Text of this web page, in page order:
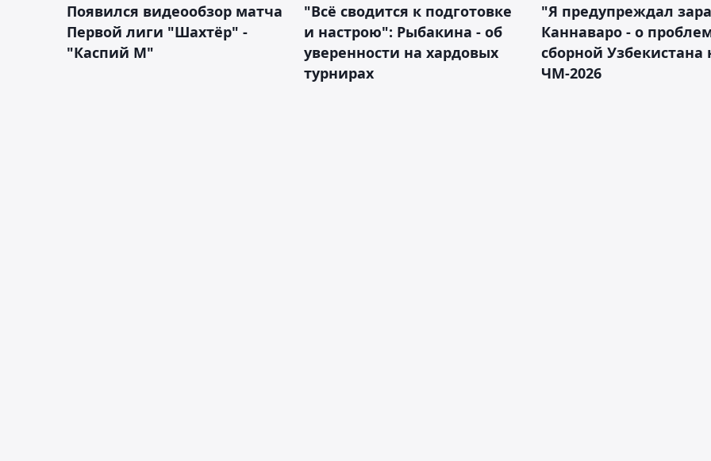
Появился видеообзор матча
Первой лиги "Шахтёр" -
"Каспий М"
"Всё сводится к подготовке
и настрою": Рыбакина - об
уверенности на хардовых
турнирах
"Я предупреждал
Каннаваро - о
сборной Узбекистана
ЧМ-2026